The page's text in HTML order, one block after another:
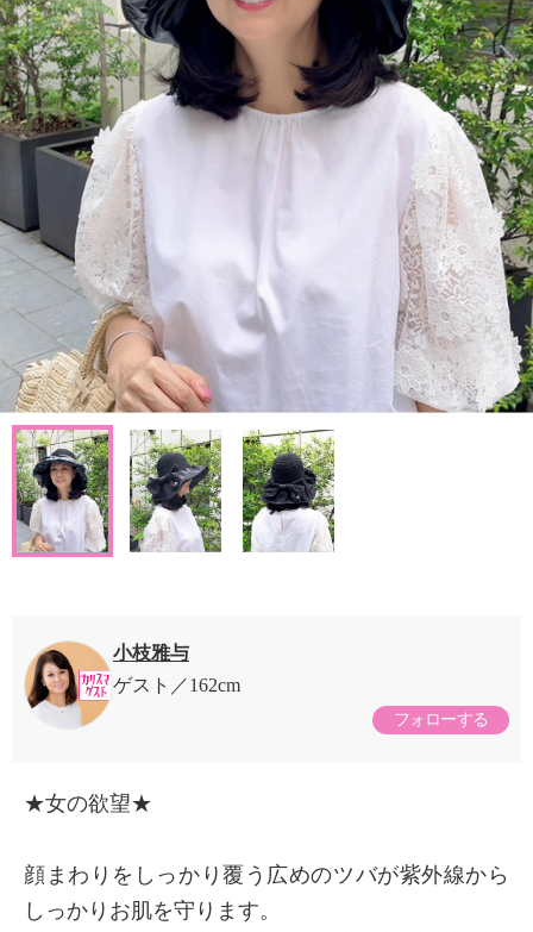
小枝雅与
ゲスト
162cm
フォローする
★女の欲望★
顔まわりをしっかり覆う広めのツバが紫外線から
しっかりお肌を守ります。